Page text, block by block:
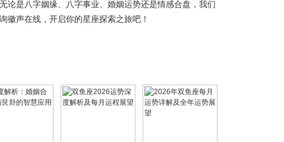
论是八字姻缘、八字事业、婚姻运势还是情感合盘，我们
徽声在线，开启你的星座探索之旅吧！